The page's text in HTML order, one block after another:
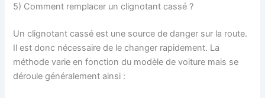
5) Comment remplacer un clignotant cassé ?
Un clignotant cassé est une source de danger sur la route.
Il est donc nécessaire de le changer rapidement. La
méthode varie en fonction du modèle de voiture mais se
déroule généralement ainsi :